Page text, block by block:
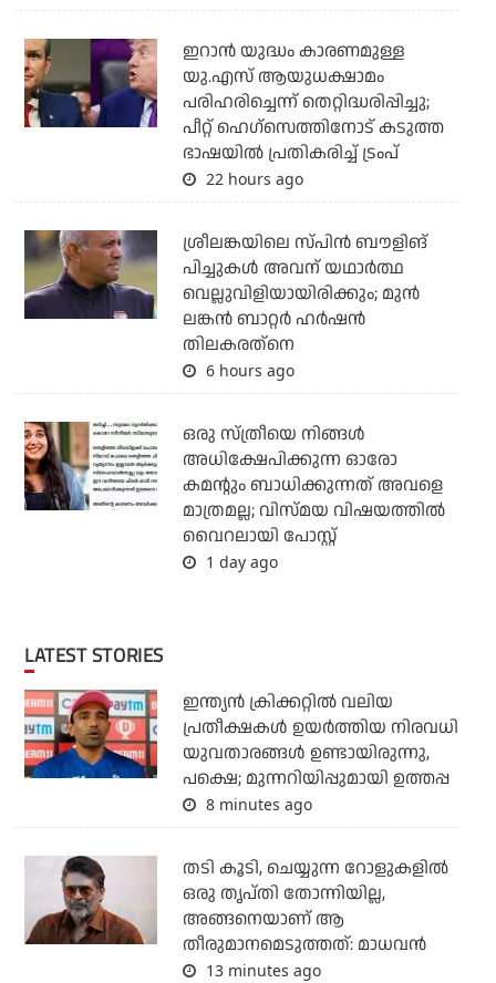
ഇറാന്‍ യുദ്ധം കാരണമുള്ള
യു.എസ് ആയുധക്ഷാമം
പരിഹരിച്ചെന്ന് തെറ്റിദ്ധരിപ്പിച്ചു;
പീറ്റ് ഹെഗ്‌സെത്തിനോട് കടുത്ത
ഭാഷയില്‍ പ്രതികരിച്ച് ട്രംപ്
22 hours ago
ശ്രീലങ്കയിലെ സ്പിന്‍ ബൗളിങ്
പിച്ചുകള്‍ അവന് യഥാര്‍ത്ഥ
വെല്ലുവിളിയായിരിക്കും; മുന്‍
ലങ്കന്‍ ബാറ്റര്‍ ഹര്‍ഷന്‍
തിലകരത്‌നെ
6 hours ago
ഒരു സ്ത്രീയെ നിങ്ങള്‍
അധിക്ഷേപിക്കുന്ന ഓരോ
കമന്റും ബാധിക്കുന്നത് അവളെ
മാത്രമല്ല; വിസ്മയ വിഷയത്തില്‍
വൈറലായി പോസ്റ്റ്
1 day ago
LATEST STORIES
ഇന്ത്യന്‍ ക്രിക്കറ്റില്‍ വലിയ
പ്രതീക്ഷകള്‍ ഉയര്‍ത്തിയ നിരവധി
യുവതാരങ്ങള്‍ ഉണ്ടായിരുന്നു,
പക്ഷെ; മുന്നറിയിപ്പുമായി ഉത്തപ്പ
8 minutes ago
തടി കൂടി, ചെയ്യുന്ന റോളുകളില്‍
ഒരു തൃപ്തി തോന്നിയില്ല,
അങ്ങനെയാണ് ആ
തീരുമാനമെടുത്തത്: മാധവന്‍
13 minutes ago